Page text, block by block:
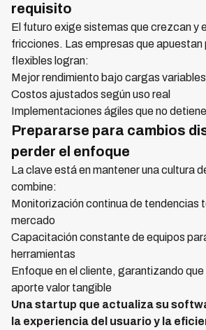
requisito
El futuro exige sistemas que crezcan y
fricciones. Las empresas que apuestan
flexibles logran:
Mejor rendimiento bajo cargas variables
Costos ajustados según uso real
Implementaciones ágiles que no
Prepararse para cambios
perder el enfoque
La clave está en mantener una cultura
combine:
Monitorización continua de tendencias
mercado
Capacitación constante de equipos
herramientas
Enfoque en el cliente, garantizando
aporte valor tangible
Una startup que actualiza su
la experiencia del usuario y la